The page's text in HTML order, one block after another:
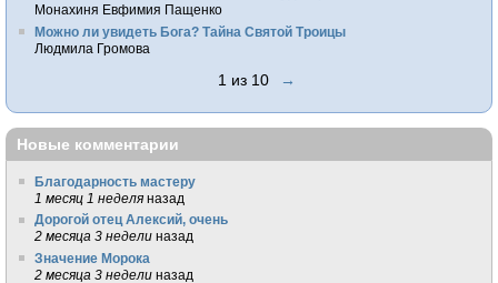
Монахиня Евфимия Пащенко
Можно ли увидеть Бога? Тайна Святой Троицы
Людмила Громова
1 из 10 →
Новые комментарии
Благодарность мастеру
1 месяц 1 неделя назад
Дорогой отец Алексий, очень
2 месяца 3 недели назад
Значение Морока
2 месяца 3 недели назад